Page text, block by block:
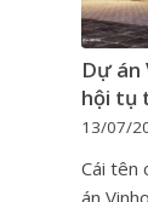
Dự án
hội tụ
13/07/
Cái tên
án